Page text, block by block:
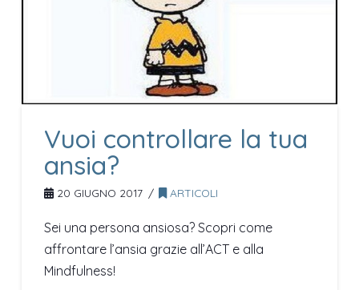
Vuoi controllare la tua
ansia?
20 GIUGNO 2017 ARTICOLI
Sei una persona ansiosa? Scopri come
affrontare l’ansia grazie all’ACT e alla
Mindfulness!